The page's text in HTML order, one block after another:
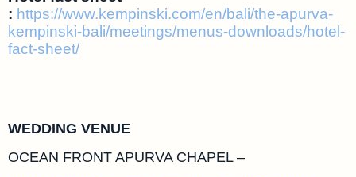
: https://www.kempinski.com/en/bali/the-apurva-
kempinski-bali/meetings/menus-downloads/hotel-
fact-sheet/
WEDDING VENUE
OCEAN FRONT APURVA CHAPEL –